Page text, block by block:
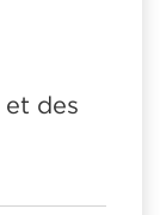
et des